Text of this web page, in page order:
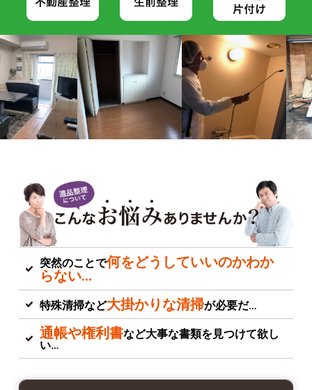
突然のことで何をどうしていいのかわか
らない…
特殊清掃など大掛かりな清掃が必要だ…
通帳や権利書など大事な書類を見つけて欲し
い…